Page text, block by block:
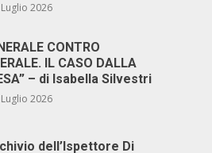
2026
CONTRO
IL CASO DALLA
– di Isabella Silvestri
2026
dell’Ispettore Di